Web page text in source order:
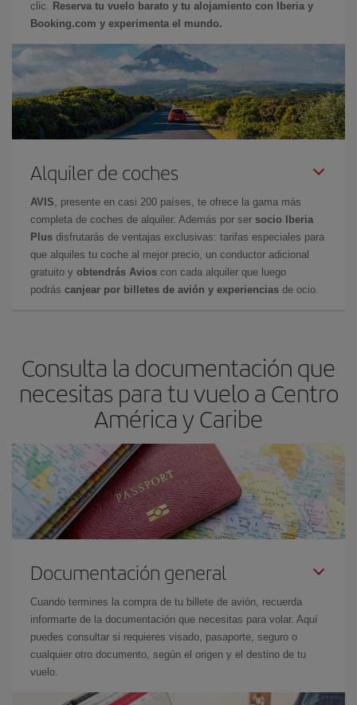
clic.
Reserva tu vuelo barato y tu alojamiento con Iberia y
Booking.com y experimenta el mundo.
Alquiler de coches
AVIS , presente en casi 200 países, te ofrece la gama más
completa de coches de alquiler. Además por ser socio Iberia
Plus disfrutarás de ventajas exclusivas: tarifas especiales para
que alquiles tu coche al mejor precio, un conductor adicional
gratuito y obtendrás Avios con cada alquiler que luego
podrás canjear por billetes de avión y experiencias de ocio.
Consulta la documentación que
necesitas para tu vuelo a Centro
América y Caribe
Documentación general
Cuando termines la compra de tu billete de avión, recuerda
informarte de la documentación que necesitas para volar. Aquí
puedes consultar si requieres visado, pasaporte, seguro o
cualquier otro documento, según el origen y el destino de tu
vuelo.